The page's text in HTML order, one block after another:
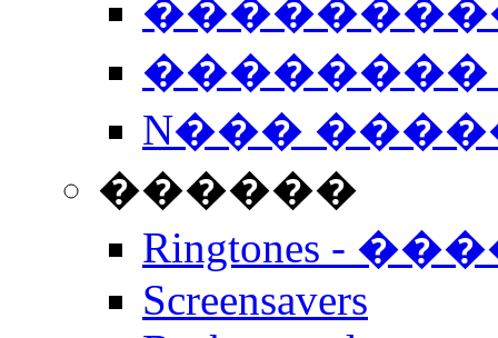
��������
N���
������
Ringtones -
Screensavers